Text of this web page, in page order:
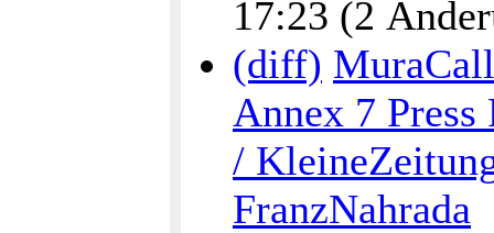
17:23 (2
(diff)
Annex 7 Press
/
FranzNahrada